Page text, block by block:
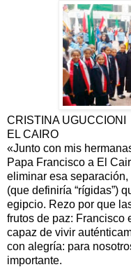
CRISTINA UGUCCIONI
EL CAIRO
«Junto con mis
Papa Francisco a El
eliminar esa
(que definiría “rígidas”)
egipcio. Rezo por que
frutos de paz: Francisco
capaz de vivir
con alegría: para
importante.